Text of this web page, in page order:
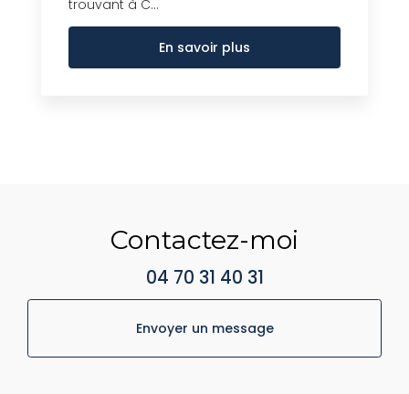
trouvant à C...
En savoir plus
Contactez-moi
04 70 31 40 31
Envoyer un message